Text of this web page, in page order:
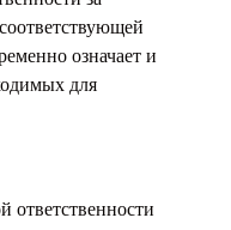
означает и
для
ответственности